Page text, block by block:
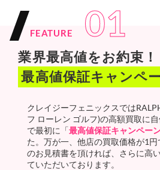
FEATURE 01
業界最高値をお約束！
最高値保証キャンペ
クレイジーフェニックスでは
フ ローレン ゴルフ)の高額買取に
で最初に「最高値保証キャンペー
た。万が一、他店の買取価格が1
のお見積書を頂ければ、さらに高
ていただいております。